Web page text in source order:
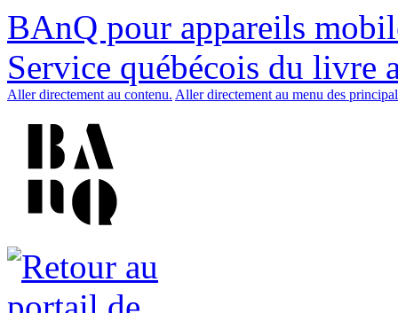
BAnQ pour appareils
Service québécois du livre
Aller directement au contenu. Aller directement au menu des